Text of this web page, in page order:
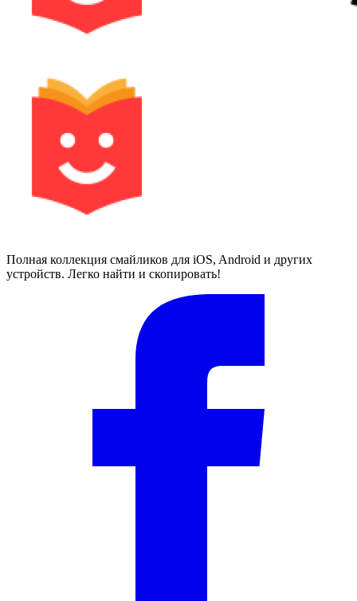
Полная коллекция смайликов для iOS, Android и других
устройств. Легко найти и скопировать!